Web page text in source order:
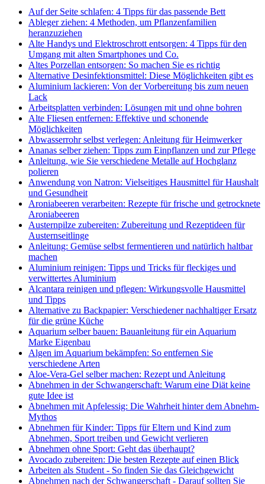
Auf der Seite schlafen: 4 Tipps für das passende Bett
Ableger ziehen: 4 Methoden, um Pflanzenfamilien
heranzuziehen
Alte Handys und Elektroschrott entsorgen: 4 Tipps für den
Umgang mit alten Smartphones und Co.
Altes Porzellan entsorgen: So machen Sie es richtig
Alternative Desinfektionsmittel: Diese Möglichkeiten gibt es
Aluminium lackieren: Von der Vorbereitung bis zum neuen
Lack
Arbeitsplatten verbinden: Lösungen mit und ohne bohren
Alte Fliesen entfernen: Effektive und schonende
Möglichkeiten
Abwasserrohr selbst verlegen: Anleitung für Heimwerker
Ananas selber ziehen: Tipps zum Einpflanzen und zur Pflege
Anleitung, wie Sie verschiedene Metalle auf Hochglanz
polieren
Anwendung von Natron: Vielseitiges Hausmittel für Haushalt
und Gesundheit
Aroniabeeren verarbeiten: Rezepte für frische und getrocknete
Aroniabeeren
Austernpilze zubereiten: Zubereitung und Rezeptideen für
Austernseitlinge
Anleitung: Gemüse selbst fermentieren und natürlich haltbar
machen
Aluminium reinigen: Tipps und Tricks für fleckiges und
verwittertes Aluminium
Alcantara reinigen und pflegen: Wirkungsvolle Hausmittel
und Tipps
Alternative zu Backpapier: Verschiedener nachhaltiger Ersatz
für die grüne Küche
Aquarium selber bauen: Bauanleitung für ein Aquarium
Marke Eigenbau
Algen im Aquarium bekämpfen: So entfernen Sie
verschiedene Arten
Aloe-Vera-Gel selber machen: Rezept und Anleitung
Abnehmen in der Schwangerschaft: Warum eine Diät keine
gute Idee ist
Abnehmen mit Apfelessig: Die Wahrheit hinter dem Abnehm-
Mythos
Abnehmen für Kinder: Tipps für Eltern und Kind zum
Abnehmen, Sport treiben und Gewicht verlieren
Abnehmen ohne Sport: Geht das überhaupt?
Avocado zubereiten: Die besten Rezepte auf einen Blick
Arbeiten als Student - So finden Sie das Gleichgewicht
Abnehmen nach der Schwangerschaft - Darauf sollten Sie